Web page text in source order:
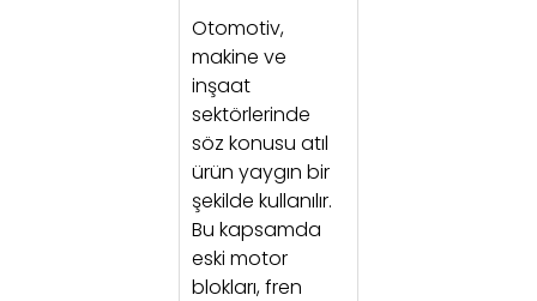
Otomotiv,
makine ve
inşaat
sektörlerinde
söz konusu atıl
ürün yaygın bir
şekilde kullanılır.
Bu kapsamda
eski motor
blokları, fren